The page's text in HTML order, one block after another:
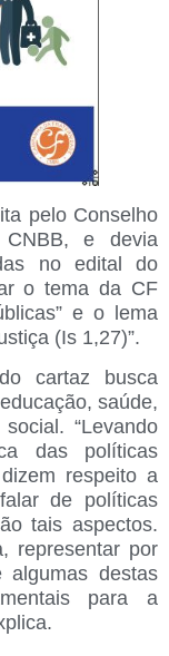
pelo Conselho
CNBB, e devia
no edital do
o tema da CF
e o lema
(Is 1,27)”.
cartaz busca
saúde,
“Levando
das políticas
respeito a
de políticas
tais aspectos.
representar por
destas
para a